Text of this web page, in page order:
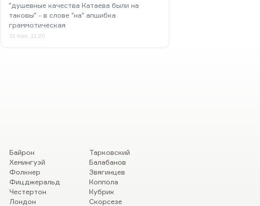
"душевные качества Катаева были на
таковы" - в слове "на" апшибка
граммотическая
31 мая, 11:20
Байрон
Хемингуэй
Фолкнер
Фицджеральд
Честертон
Лондон
Тарковский
Балабанов
Звягинцев
Коппола
Кубрик
Скорсезе